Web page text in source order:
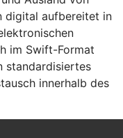
digital aufbereitet in
im Swift-Format
standardisiertes
innerhalb des